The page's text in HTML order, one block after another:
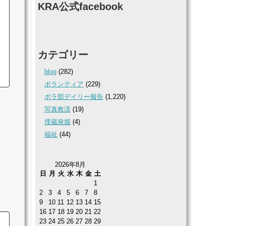
KRA公式facebook
カテゴリー
blog (282)
ボランティア (229)
ボラ部デイリー報告 (1,220)
写真救済 (19)
埋蔵発掘 (4)
福祉 (44)
2026年8月
日
月 火 水 木 金 土
1
2
3 4 5 6 7
8
9
10 11 12 13 14 15
16 17 18 19 20 21 22
23 24 25 26 27 28 29